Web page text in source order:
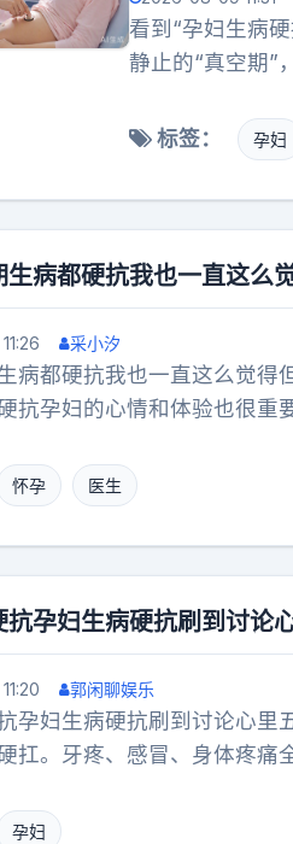
看到“孕妇生病
静止的“真空期”
风险”的病态追
早期持续高热
多。所谓的“孕
母体因为拖延治
处在最危险的孤
标签： 孕妇
生病都硬抗我也一直这么
采小汐
病都硬抗我也一直这么觉得
抗孕妇的心情和体验也很重
怀孕 医生
抗孕妇生病硬抗刷到讨论
郭闲聊娱乐
孕妇生病硬抗刷到讨论心里
扛。牙疼、感冒、身体疼痛
计划邹平·樱花山风景区
孕妇